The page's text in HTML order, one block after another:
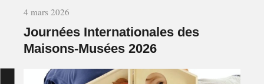
4 mars 2026
Journées Internationales des
Maisons-Musées 2026